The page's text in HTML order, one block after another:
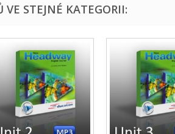
STEJNÉ KATEGORII: